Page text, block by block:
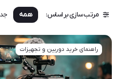
مرتب سازی بر اساس: همه
راهنمای خرید دوربین و تجهیزات